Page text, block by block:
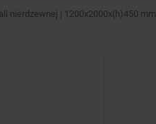
nierdzewnej | 1200x2000x(h)450 mm